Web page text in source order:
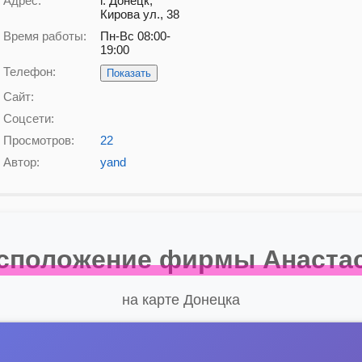
Кирова ул., 38
Время работы:
Пн-Вс 08:00-
19:00
Телефон:
Показать
Сайт:
Соцсети:
Просмотров:
22
Автор:
yand
фирмы
на карте Донецка